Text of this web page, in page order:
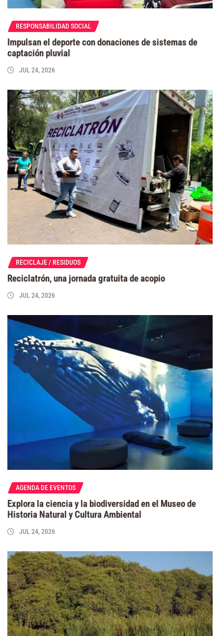
RESPONSABILIDAD SOCIAL
Impulsan el deporte con donaciones de sistemas de
captación pluvial
JUL 24, 2026
RECICLAJE / RESIDUOS
Reciclatrón, una jornada gratuita de acopio
JUL 24, 2026
AGENDA DE EVENTOS
Explora la ciencia y la biodiversidad en el Museo de
Historia Natural y Cultura Ambiental
JUL 24, 2026